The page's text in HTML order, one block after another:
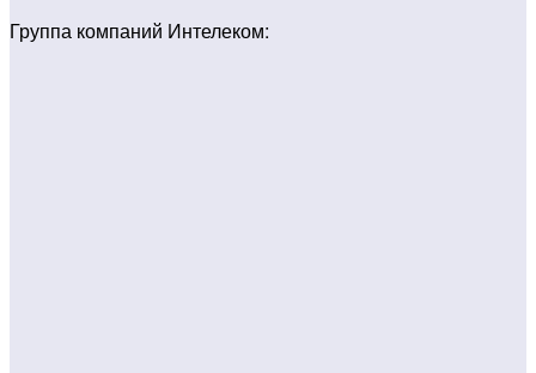
Группа компаний Интелеком: